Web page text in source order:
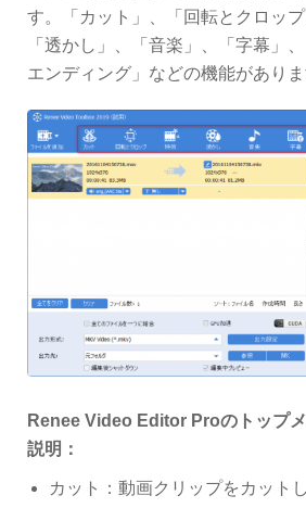
す。「カット」、「回転とクロップ
「透かし」、「音楽」、「字幕」
エンディング」などの機能がありま
Renee Video Editor Proのトップ
説明：
カット：動画クリップをカット